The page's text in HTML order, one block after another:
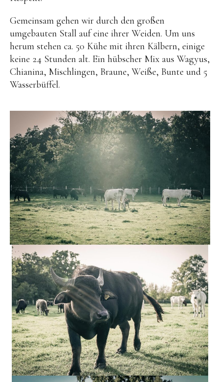
Gemeinsam gehen wir durch den großen
umgebauten Stall auf eine ihrer Weiden. Um uns
herum stehen ca. 50 Kühe mit ihren Kälbern, einige
keine 24 Stunden alt. Ein hübscher Mix aus Wagyus,
Chianina, Mischlingen, Braune, Weiße, Bunte und 5
Wasserbüffel.